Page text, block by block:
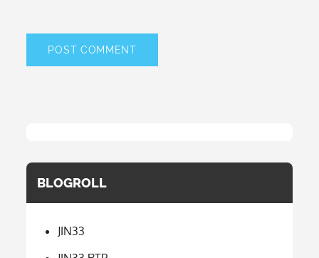
BLOGROLL
JIN33